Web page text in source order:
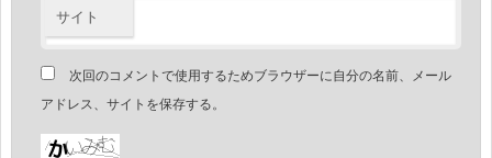
サイト
次回のコメントで使用するためブラウザーに自分の名前、メール
アドレス、サイトを保存する。